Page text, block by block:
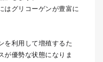
はグリコーゲンが豊富に
を利用して増殖するた
が優勢な状態になりま